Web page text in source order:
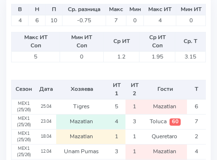
В Н П Ср. разница Макс Мин Макс ИТ
Мин ИТ
4
6 10 -0.75 7 0 4 0
Макс ИТ
Соп
Мин ИТ
Соп
Ср ИТ
Ср ИТ
Соп
Ср. Т
5
0 1.2 1.95 3.15
Сезон Дата Хозяева
ИТ
1
ИТ
2
Гости Т
MEX1
(25/26)
25.04 Tigres 5 1 Mazatlan 6
MEX1
(25/26)
23.04 Mazatlan 4 3 Toluca 60 7
MEX1
(25/26)
18.04 Mazatlan 1 1 Queretaro 2
MEX1
(25/26)
12.04 Unam Pumas 3 1 Mazatlan 4